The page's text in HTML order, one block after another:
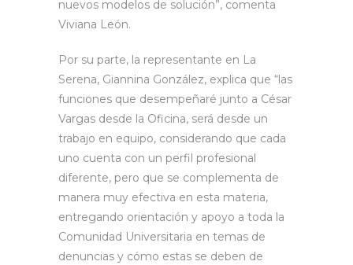
nuevos modelos de solución”, comenta
Viviana León.
Por su parte, la representante en La
Serena, Giannina González, explica que “las
funciones que desempeñaré junto a César
Vargas desde la Oficina, será desde un
trabajo en equipo, considerando que cada
uno cuenta con un perfil profesional
diferente, pero que se complementa de
manera muy efectiva en esta materia,
entregando orientación y apoyo a toda la
Comunidad Universitaria en temas de
denuncias y cómo estas se deben de